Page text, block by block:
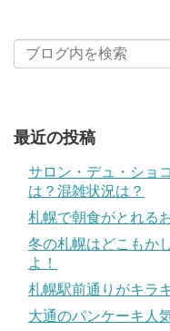
最近の投稿
サロン・デュ・ショ
は？混雑状況は？
札幌で朝食がとれる
冬の札幌はどこもか
よ！
札幌駅前通りがキラ
大通のパンケーキ人